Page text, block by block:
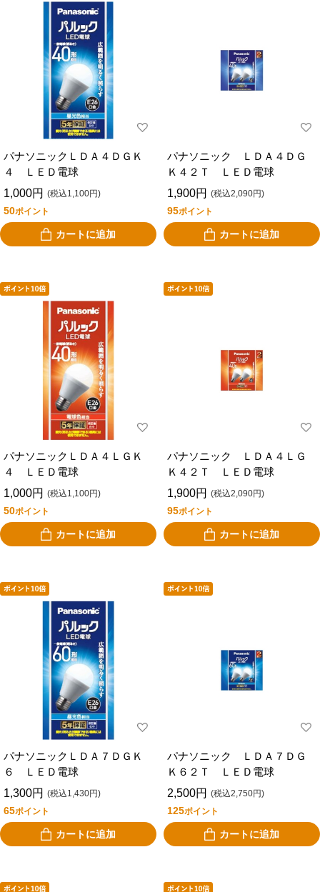
パナソニックＬＤＡ４ＤＧＫ
４ ＬＥＤ電球
1,000円 (税込1,100円)
50ポイント
カートに追加
パナソニック ＬＤＡ４ＤＧ
Ｋ４２Ｔ ＬＥＤ電球
1,900円 (税込2,090円)
95ポイント
カートに追加
パナソニックＬＤＡ４ＬＧＫ
４ ＬＥＤ電球
1,000円 (税込1,100円)
50ポイント
カートに追加
パナソニック ＬＤＡ４ＬＧ
Ｋ４２Ｔ ＬＥＤ電球
1,900円 (税込2,090円)
95ポイント
カートに追加
パナソニックＬＤＡ７ＤＧＫ
６ ＬＥＤ電球
1,300円 (税込1,430円)
65ポイント
カートに追加
パナソニック ＬＤＡ７ＤＧ
Ｋ６２Ｔ ＬＥＤ電球
2,500円 (税込2,750円)
125ポイント
カートに追加